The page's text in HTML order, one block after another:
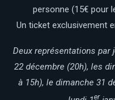
personne (15€ pour
Un ticket exclusivement
Deux représentations par
22 décembre (20h), les
à 15h), le dimanche 31
er